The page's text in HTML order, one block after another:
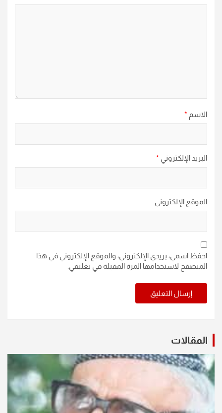
الاسم *
البريد الإلكتروني *
الموقع الإلكتروني
احفظ اسمي، بريدي الإلكتروني، والموقع الإلكتروني في هذا
المتصفح لاستخدامها المرة المقبلة في تعليقي.
المقالات